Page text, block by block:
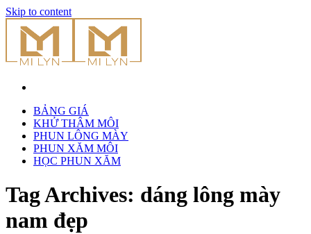
Skip to content
BẢNG GIÁ
KHỬ THÂM MÔI
PHUN LÔNG MÀY
PHUN XĂM MÔI
HỌC PHUN XĂM
Tag Archives: dáng lông mày
nam đẹp